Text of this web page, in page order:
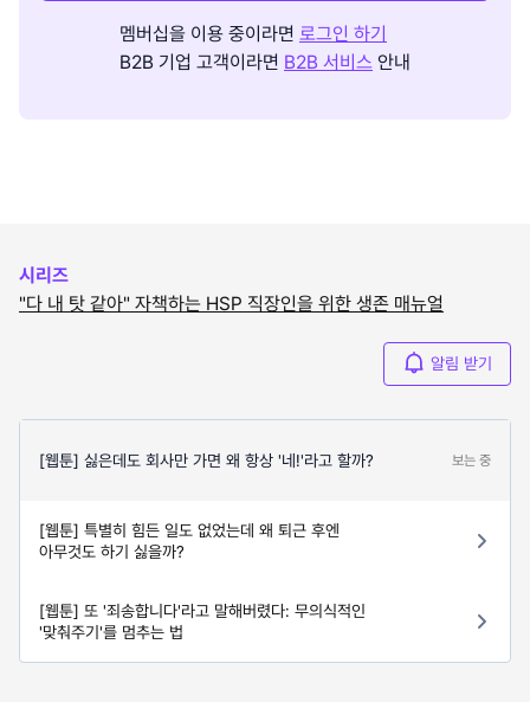
멤버십을 이용 중이라면 로그인 하기
B2B 기업 고객이라면 B2B 서비스 안내
시리즈
"다 내 탓 같아" 자책하는 HSP 직장인을 위한 생존 매뉴얼
알림 받기
[웹툰] 싫은데도 회사만 가면 왜 항상 '네!'라고 할까? 보는 중
[웹툰] 특별히 힘든 일도 없었는데 왜 퇴근 후엔
아무것도 하기 싫을까?
[웹툰] 또 '죄송합니다'라고 말해버렸다: 무의식적인
'맞춰주기'를 멈추는 법